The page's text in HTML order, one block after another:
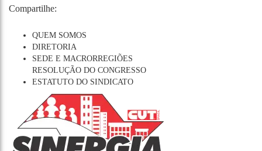
Compartilhe:
QUEM SOMOS
DIRETORIA
SEDE E MACRORREGIÕES
RESOLUÇÃO DO CONGRESSO
ESTATUTO DO SINDICATO